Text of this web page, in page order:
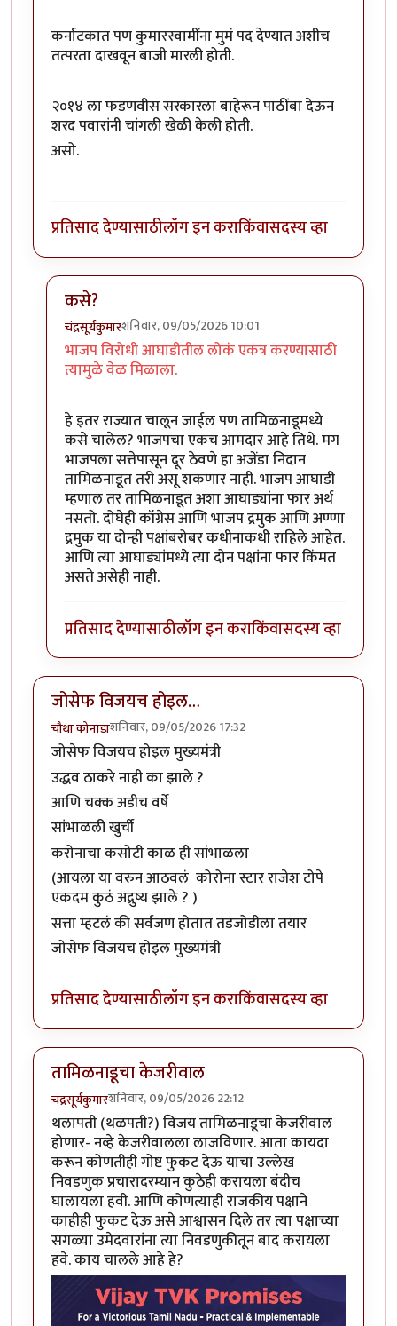
कर्नाटकात पण कुमारस्वामींना मुमं पद देण्यात अशीच
तत्परता दाखवून बाजी मारली होती.
२०१४ ला फडणवीस सरकारला बाहेरून पाठींबा देऊन
शरद पवारांनी चांगली खेळी केली होती.
असो.
प्रतिसाद देण्यासाठीलॉग इन कराकिंवासदस्य व्हा
कसे?
चंद्रसूर्यकुमारशनिवार, 09/05/2026 10:01
In reply toमला वाटते इथे काँग्रेसने…byशाम भागवत
भाजप विरोधी आघाडीतील लोकं एकत्र करण्यासाठी
त्यामुळे वेळ मिळाला.
हे इतर राज्यात चालून जाईल पण तामिळनाडूमध्ये
कसे चालेल? भाजपचा एकच आमदार आहे तिथे. मग
भाजपला सत्तेपासून दूर ठेवणे हा अजेंडा निदान
तामिळनाडूत तरी असू शकणार नाही. भाजप आघाडी
म्हणाल तर तामिळनाडूत अशा आघाड्यांना फार अर्थ
नसतो. दोघेही कॉग्रेस आणि भाजप द्रमुक आणि अण्णा
द्रमुक या दोन्ही पक्षांबरोबर कधीनाकधी राहिले आहेत.
आणि त्या आघाड्यांमध्ये त्या दोन पक्षांना फार किंमत
असते असेही नाही.
प्रतिसाद देण्यासाठीलॉग इन कराकिंवासदस्य व्हा
जोसेफ विजयच होइल…
चौथा कोनाडाशनिवार, 09/05/2026 17:32
जोसेफ विजयच होइल मुख्यमंत्री
उद्धव ठाकरे नाही का झाले ?
आणि चक्क अडीच वर्षे
सांभाळली खुर्ची
करोनाचा कसोटी काळ ही सांभाळला
(आयला या वरुन आठवलं कोरोना स्टार राजेश टोपे
एकदम कुठं अद्रुष्य झाले ? )
सत्ता म्हटलं की सर्वजण होतात तडजोडीला तयार
जोसेफ विजयच होइल मुख्यमंत्री
प्रतिसाद देण्यासाठीलॉग इन कराकिंवासदस्य व्हा
तामिळनाडूचा केजरीवाल
चंद्रसूर्यकुमारशनिवार, 09/05/2026 22:12
थलापती (थळपती?) विजय तामिळनाडूचा केजरीवाल
होणार- नव्हे केजरीवालला लाजविणार. आता कायदा
करून कोणतीही गोष्ट फुकट देऊ याचा उल्लेख
निवडणुक प्रचारादरम्यान कुठेही करायला बंदीच
घालायला हवी. आणि कोणत्याही राजकीय पक्षाने
काहीही फुकट देऊ असे आश्वासन दिले तर त्या पक्षाच्या
सगळ्या उमेदवारांना त्या निवडणुकीतून बाद करायला
हवे. काय चालले आहे हे?